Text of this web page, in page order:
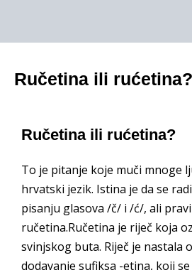
Ručetina ili rućetina?
Ručetina ili rućetina?
To je pitanje koje muči mnoge
hrvatski jezik. Istina je da se
pisanju glasova /č/ i /ć/, ali
ručetina.Ručetina je riječ koja
svinjskog buta. Riječ je nastala
dodavanje sufiksa -etina, koji